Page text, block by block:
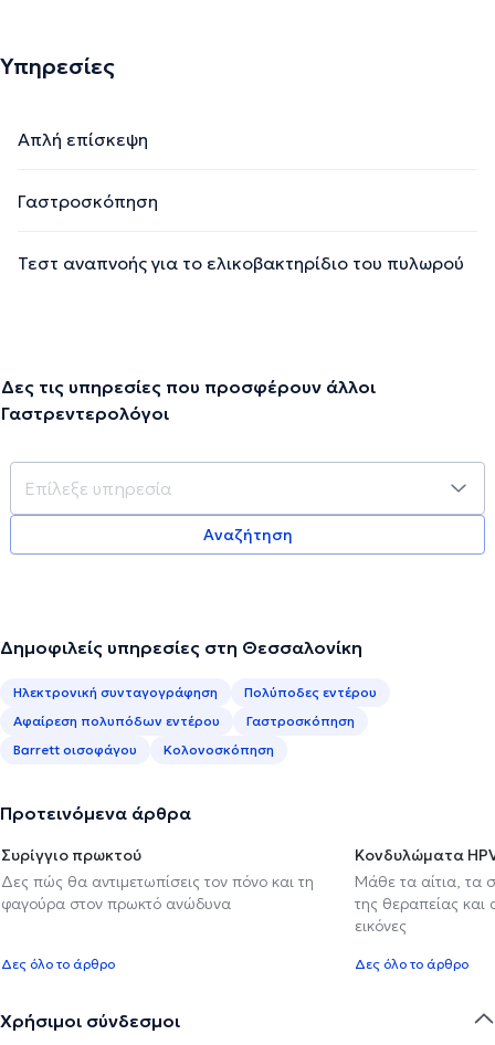
Υπηρεσίες
Απλή επίσκεψη
Γαστροσκόπηση
Τεστ αναπνοής για το ελικοβακτηρίδιο του πυλωρού
Δες τις υπηρεσίες που προσφέρουν άλλοι
Γαστρεντερολόγοι
Αναζήτηση
Δημοφιλείς υπηρεσίες στη Θεσσαλονίκη
Ηλεκτρονική συνταγογράφηση
Πολύποδες εντέρου
Αφαίρεση πολυπόδων εντέρου
Γαστροσκόπηση
Barrett οισοφάγου
Κολονοσκόπηση
Προτεινόμενα άρθρα
Συρίγγιο πρωκτού
Δες πώς θα αντιμετωπίσεις τον πόνο και τη
φαγούρα στον πρωκτό ανώδυνα
Δες όλο το άρθρο
Κονδυλώματα
Μάθε τα αίτια, τα
της θεραπείας
εικόνες
Δες όλο το άρθρο
Χρήσιμοι σύνδεσμοι